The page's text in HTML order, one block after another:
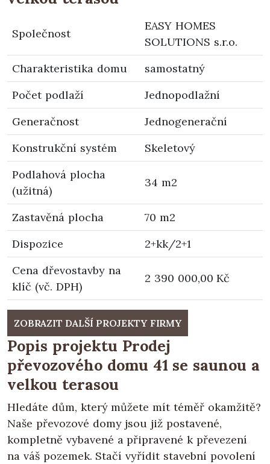
Společnost
EASY HOMES
SOLUTIONS s.r.o.
Charakteristika domu
samostatný
Počet podlaží
Jednopodlažní
Generačnost
Jednogenerační
Konstrukční systém
Skeletový
Podlahová plocha
(užitná)
34 m2
Zastavěná plocha
70 m2
Dispozice
2+kk/2+1
Cena dřevostavby na
klíč (vč. DPH)
2 390 000,00 Kč
ZOBRAZIT DALŠÍ PROJEKTY FIRMY
Popis projektu Prodej
převozového domu 41 se saunou a
velkou terasou
Hledáte dům, který můžete mít téměř okamžitě?
Naše převozové domy jsou již postavené,
kompletně vybavené a připravené k převezení
na váš pozemek. Stačí vyřídit stavební povolení